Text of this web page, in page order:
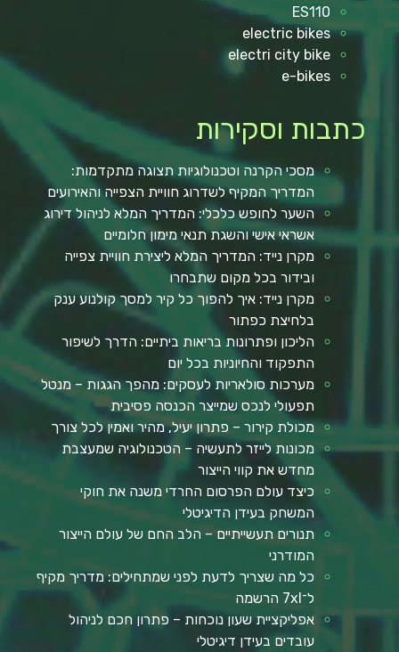
ES110
electric bikes
electri city bike
e-bikes
כתבות וסקירות
מסכי הקרנה וטכנולוגיות תצוגה מתקדמות:
המדריך המקיף לשדרוג חוויית הצפייה והאירועים
השער לחופש כלכלי: המדריך המלא לניהול דירוג
אשראי אישי והשגת תנאי מימון חלומיים
מקרן נייד: המדריך המלא ליצירת חוויית צפייה
ובידור בכל מקום שתבחרו
מקרן נייד: איך להפוך כל קיר למסך קולנוע ענק
בלחיצת כפתור
הליכון ופתרונות בריאות ביתיים: הדרך לשיפור
התפקוד והחיוניות בכל יום
מערכות סולאריות לעסקים: מהפך הגגות – מנטל
תפעולי לנכס שמייצר הכנסה פסיבית
מכולת קירור – פתרון יעיל, מהיר ואמין לכל צורך
מכונות לייזר לתעשיה – הטכנולוגיה שמעצבת
מחדש את קווי הייצור
כיצד עולם הפרסום החרדי משנה את חוקי
המשחק בעידן הדיגיטלי
תנורים תעשייתיים – הלב החם של עולם הייצור
המודרני
כל מה שצריך לדעת לפני שמתחילים: מדריך מקיף
ל־7xl הרשמה
אפליקציית שעון נוכחות – פתרון חכם לניהול
עובדים בעידן דיגיטלי